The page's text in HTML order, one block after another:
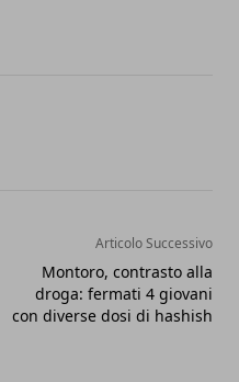
Articolo Successivo
Montoro, contrasto alla
droga: fermati 4 giovani
con diverse dosi di hashish